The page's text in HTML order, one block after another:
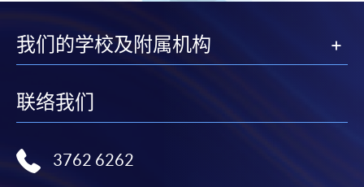
我们的学校及附属机构
联络我们
3762 6262